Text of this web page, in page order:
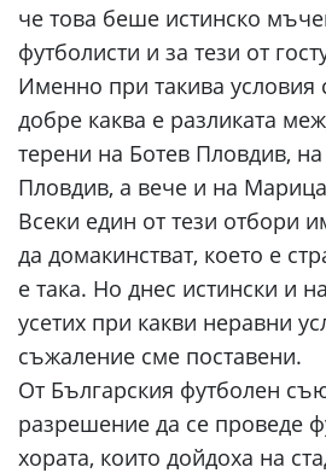
че това беше истинско
футболисти и за тези от
Именно при такива условия
добре каква е разликата
терени на Ботев Пловдив,
Пловдив, а вече и на
Всеки един от тези отбори
да домакинстват, което е
е така. Но днес истински и
усетих при какви неравни
съжаление сме поставени.
От Българския футболен
разрешение да се проведе
хората, които дойдоха на